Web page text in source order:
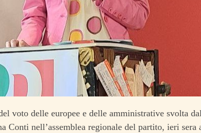
voto delle europee e delle amministrative svolta
Conti nell’assemblea regionale del partito, ieri